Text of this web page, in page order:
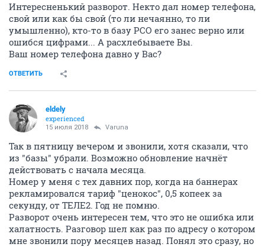
Интересненький разворот. Некто дал номер телефона,
свой или как бы свой (то ли нечаянно, то ли
умышленно), кто-то в базу РСО его занес верно или
ошибся цифрами... А расхлебываете Вы.
Ваш номер телефона давно у Вас?
ОТВЕТИТЬ
eldely
experienced
15 июля 2018 Varuna
Так в пятницу вечером и звонили, хотя сказали, что
из "базы" убрали. Возможно обновление начнёт
действовать с начала месяца.
Номер у меня с тех давних пор, когда на баннерах
рекламировался тариф "ценокос", 0,5 копеек за
секунду, от ТЕЛЕ2. Год не помню.
Разворот очень интересен тем, что это не ошибка или
халатность. Разговор шел как раз по адресу о котором
мне звонили пору месяцев назад. Понял это сразу, но